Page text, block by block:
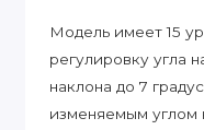
Модель имеет 15
регулировку угла
наклона до 7
изменяемым углом